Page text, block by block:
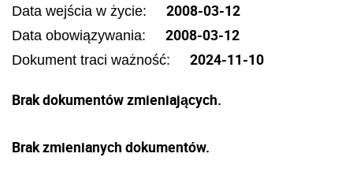
Data wejścia w życie: 2008-03-12
Data obowiązywania: 2008-03-12
Dokument traci ważność: 2024-11-10
Brak dokumentów zmieniających.
Brak zmienianych dokumentów.